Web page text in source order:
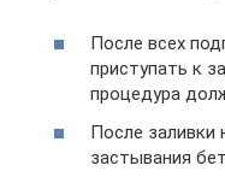
После всех
приступать к
процедура
После заливки
застывания